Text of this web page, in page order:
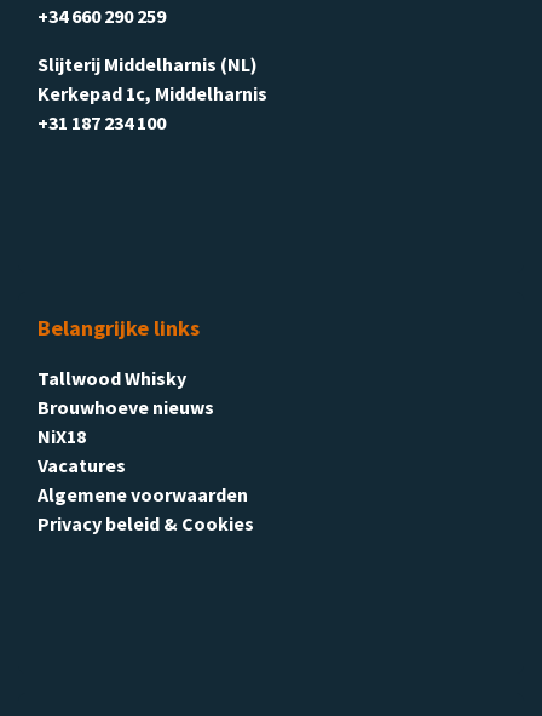
+34 660 290 259
Slijterij Middelharnis (NL)
Kerkepad 1c, Middelharnis
+31 187 234 100
Belangrijke links
Tallwood Whisky
Brouwhoeve nieuws
NiX18
Vacatures
Algemene voorwaarden
Privacy beleid & Cookies